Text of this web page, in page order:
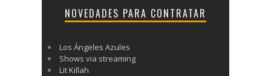
NOVEDADES PARA CONTRATAR
Los Ángeles Azules
Shows via streaming
Lit Killah